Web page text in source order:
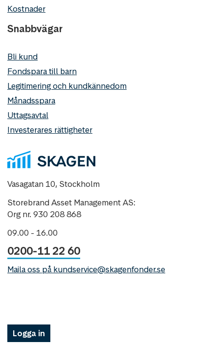
Kostnader
Snabbvägar
Bli kund
Fondspara till barn
Legitimering och kundkännedom
Månadsspara
Uttagsavtal
Investerares rättigheter
Vasagatan 10, Stockholm
Storebrand Asset Management AS:
Org nr. 930 208 868
09.00 - 16.00
0200-11 22 60
Maila oss på kundservice@skagenfonder.se
Logga in